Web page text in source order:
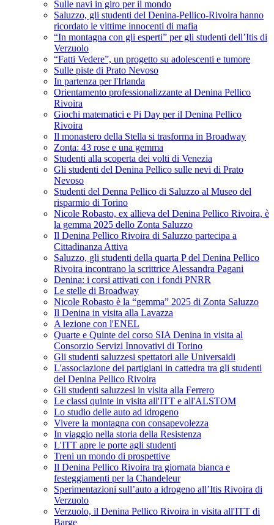
Sulle navi in giro per il mondo
Saluzzo, gli studenti del Denina-Pellico-Rivoira hanno
ricordato le vittime innocenti di mafia
“In montagna con gli esperti” per gli studenti dell’Itis di
Verzuolo
“Fatti Vedere”, un progetto su adolescenti e tumore
Sulle piste di Prato Nevoso
In partenza per l'Irlanda
Orientamento professionalizzante al Denina Pellico
Rivoira
Giochi matematici e Pi Day per il Denina Pellico
Rivoira
Il monastero della Stella si trasforma in Broadway
Zonta: 43 rose e una gemma
Studenti alla scoperta dei volti di Venezia
Gli studenti del Denina Pellico sulle nevi di Prato
Nevoso
Studenti del Denna Pellico di Saluzzo al Museo del
risparmio di Torino
Nicole Robasto, ex allieva del Denina Pellico Rivoira, è
la gemma 2025 dello Zonta Saluzzo
Il Denina Pellico Rivoira di Saluzzo partecipa a
Cittadinanza Attiva
Saluzzo, gli studenti della quarta P del Denina Pellico
Rivoira incontrano la scrittrice Alessandra Pagani
Denina: i corsi attivati con i fondi PNRR
Le stelle di Broadway
Nicole Robasto è la “gemma” 2025 di Zonta Saluzzo
Il Denina in visita alla Lavazza
A lezione con l'ENEL
Quarte e Quinte del corso SIA Denina in visita al
Consorzio Servizi Innovativi di Torino
Gli studenti saluzzesi spettatori alle Universaidi
L'associazione dei partigiani in cattedra tra gli studenti
del Denina Pellico Rivoira
Gli studenti saluzzesi in visita alla Ferrero
Le classi quinte in visita all'ITT e all'ALSTOM
Lo studio delle auto ad idrogeno
Vivere la montagna con consapevolezza
In viaggio nella storia della Resistenza
L'ITT apre le porte agli studenti
Treni un mondo di prospettive
Il Denina Pellico Rivoira tra giornata bianca e
festeggiamenti per la Chandeleur
Sperimentazioni sull’auto a idrogeno all’Itis Rivoira di
Verzuolo
Verzuolo, il Denina Pellico Rivoira in visita all'ITT di
Barge